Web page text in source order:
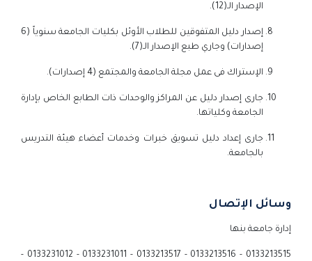
الإصدار الـ(12).
إصدار دليل المتفوقين للطلاب الأوئل بكليات الجامعة سنوياً (6
إصدارات) وجاري طبع الإصدار الـ(7).
الإستراك فى عمل مجلة الجامعة والمجتمع (4 إصدارات).
جارى إصدار دليل عن المراكز والوحدات ذات الطابع الخاص بإدارة
الجامعة وكلياتها.
جارى إعداد دليل تسويق خبرات وخدمات أعضاء هيئة التدريس
بالجامعة.
وسائل الإتصال
إدارة جامعة بنها
0133213515 - 0133213516 - 0133213517 - 0133231011 - 0133231012 -